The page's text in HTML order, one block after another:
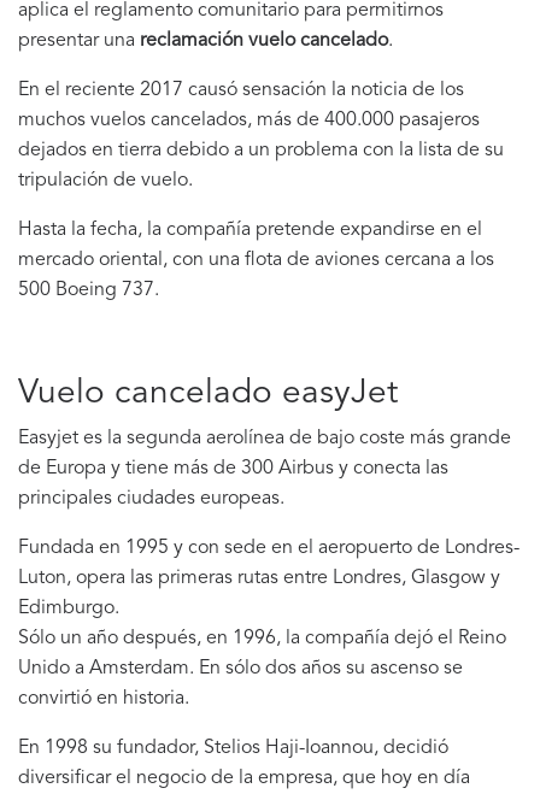
aplica el reglamento comunitario para permitirnos
presentar una reclamación vuelo cancelado.
En el reciente 2017 causó sensación la noticia de los
muchos vuelos cancelados, más de 400.000 pasajeros
dejados en tierra debido a un problema con la lista de su
tripulación de vuelo.
Hasta la fecha, la compañía pretende expandirse en el
mercado oriental, con una flota de aviones cercana a los
500 Boeing 737.
Vuelo cancelado easyJet
Easyjet es la segunda aerolínea de bajo coste más grande
de Europa y tiene más de 300 Airbus y conecta las
principales ciudades europeas.
Fundada en 1995 y con sede en el aeropuerto de Londres-
Luton, opera las primeras rutas entre Londres, Glasgow y
Edimburgo.
Sólo un año después, en 1996, la compañía dejó el Reino
Unido a Amsterdam. En sólo dos años su ascenso se
convirtió en historia.
En 1998 su fundador, Stelios Haji-Ioannou, decidió
diversificar el negocio de la empresa, que hoy en día